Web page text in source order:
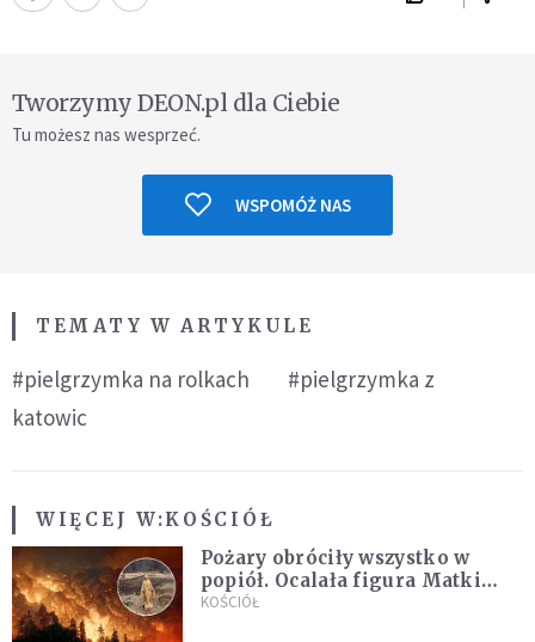
Tworzymy DEON.pl dla Ciebie
Tu możesz nas wesprzeć.
WSPOMÓŻ NAS
TEMATY W ARTYKULE
#pielgrzymka na rolkach
#pielgrzymka z
katowic
WIĘCEJ W:KOŚCIÓŁ
Pożary obróciły wszystko w
popiół. Ocalała figura Matki
Bożej
KOŚCIÓŁ